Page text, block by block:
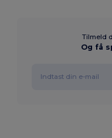
Tilmeld
Og få